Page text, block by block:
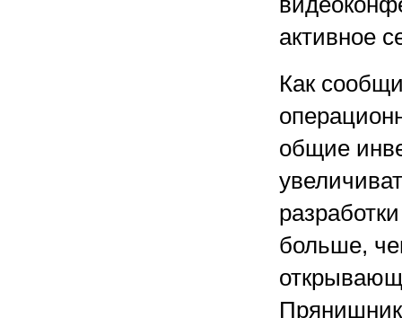
активное
Как
общие
больше,